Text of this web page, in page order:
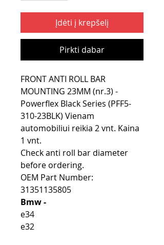
Įdėti į krepšelį
Pirkti dabar
FRONT ANTI ROLL BAR
MOUNTING 23MM (nr.3) -
Powerflex Black Series (PFF5-
310-23BLK) Vienam
automobiliui reikia 2 vnt. Kaina
1 vnt.
Check anti roll bar diameter
before ordering.
OEM Part Number:
31351135805
Bmw -
e34
e32